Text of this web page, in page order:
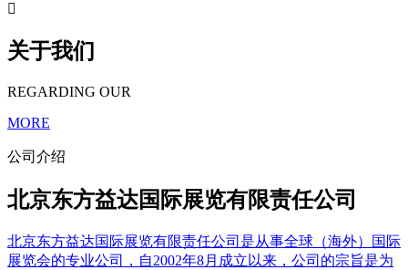

关于我们
REGARDING OUR
MORE
公司介绍
北京东方益达国际展览有限责任公司
北京东方益达国际展览有限责任公司是从事全球（海外）国际
展览会的专业公司，自2002年8月成立以来，公司的宗旨是为